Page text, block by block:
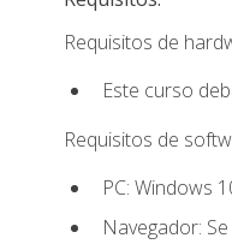
Requisitos de
Este curso
Requisitos de
PC: Windows
Navegador: